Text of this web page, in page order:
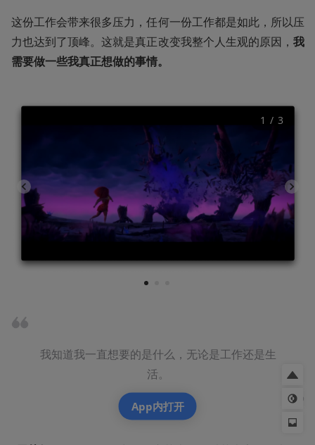
这份工作会带来很多压力，任何一份工作都是如此，所以压
力也达到了顶峰。这就是真正改变我整个人生观的原因， 我
需要做一些我真正想做的事情。
1
1 / 3
我知道我一直想要的是什么，无论是工作还是生
活。
App内打开